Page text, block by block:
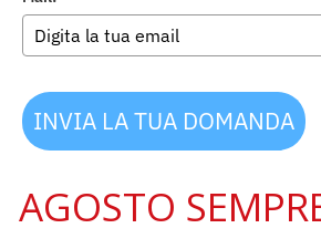
INVIA LA TUA DOMANDA
AGOSTO